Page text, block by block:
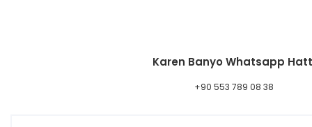
Karen Banyo Whatsapp
+90 553 789 08 38